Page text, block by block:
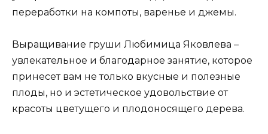
переработки на компоты, варенье и джемы.
Выращивание груши Любимица Яковлева –
увлекательное и благодарное занятие, которое
принесет вам не только вкусные и полезные
плоды, но и эстетическое удовольствие от
красоты цветущего и плодоносящего дерева.